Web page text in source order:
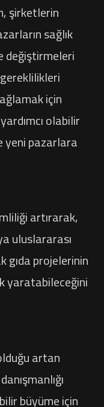
şirketlerin
sağlık
değiştirmeleri
için
olabilir
yeni pazarlara
artırarak,
uluslararası
projelerinin
yaratabileceğini
artan
büyüme için